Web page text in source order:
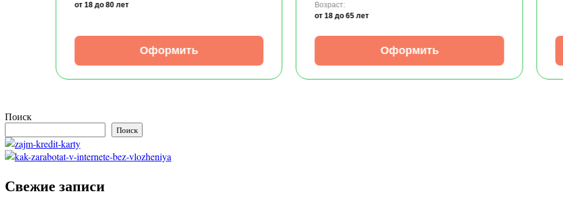
от 18 до 80 лет
Оформить
Возраст:
от 18 до 65 лет
Оформить
Поиск
Поиск
Свежие записи